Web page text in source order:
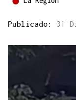
Publicado: 31